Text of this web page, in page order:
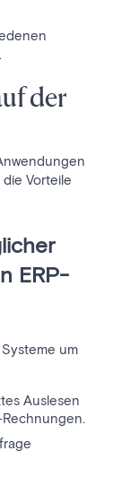
der
Vorteile
ERP-
um
Auslesen